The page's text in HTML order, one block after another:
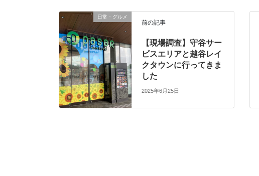
日常・グルメ
前の記事
【現場調査】守谷サー
ビスエリアと越谷レイ
クタウンに行ってきま
した
2025年6月25日